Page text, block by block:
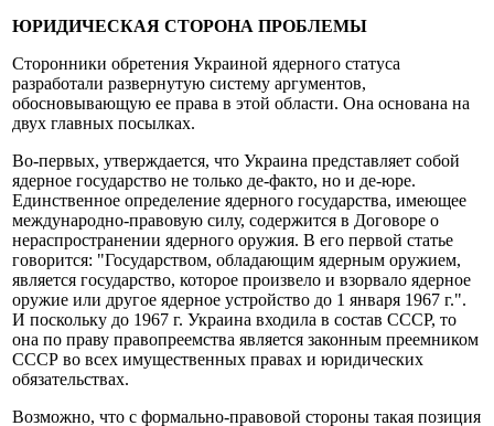
ЮРИДИЧЕСКАЯ СТОРОНА ПРОБЛЕМЫ
Сторонники обретения Украиной ядерного статуса
разработали развернутую систему аргументов,
обосновывающую ее права в этой области. Она основана на
двух главных посылках.
Во-первых, утверждается, что Украина представляет собой
ядерное государство не только де-факто, но и де-юре.
Единственное определение ядерного государства, имеющее
международно-правовую силу, содержится в Договоре о
нераспространении ядерного оружия. В его первой статье
говорится: "Государством, обладающим ядерным оружием,
является государство, которое произвело и взорвало ядерное
оружие или другое ядерное устройство до 1 января 1967 г.".
И поскольку до 1967 г. Украина входила в состав СССР, то
она по праву правопреемства является законным преемником
СССР во всех имущественных правах и юридических
обязательствах.
Возможно, что с формально-правовой стороны такая позиция